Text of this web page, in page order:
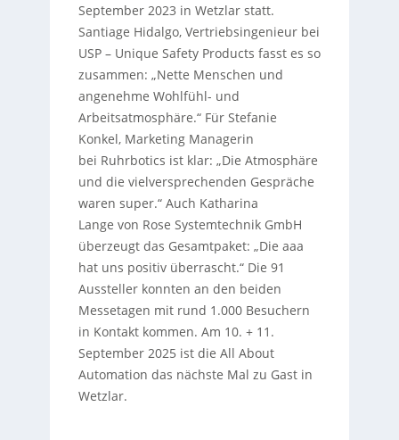
September 2023 in Wetzlar statt.
Santiage Hidalgo, Vertriebsingenieur bei
USP – Unique Safety Products fasst es so
zusammen: „Nette Menschen und
angenehme Wohlfühl- und
Arbeitsatmosphäre.“ Für Stefanie
Konkel, Marketing Managerin
bei Ruhrbotics ist klar: „Die Atmosphäre
und die vielversprechenden Gespräche
waren super.“ Auch Katharina
Lange von Rose Systemtechnik GmbH
überzeugt das Gesamtpaket: „Die aaa
hat uns positiv überrascht.“ Die 91
Aussteller konnten an den beiden
Messetagen mit rund 1.000 Besuchern
in Kontakt kommen. Am 10. + 11.
September 2025 ist die All About
Automation das nächste Mal zu Gast in
Wetzlar.